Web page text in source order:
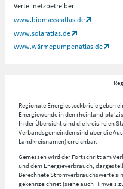
Verteilnetzbetreiber
www.biomasseatlas.de
www.solaratlas.de
www.wärmepumpenatlas.de
Regionale Energiesteckbriefe geben
Energiewende in den rheinland-
In der Übersicht sind die kreisfreien
Verbandsgemeinden sind über die
Landkreisnamen) erreichbar.
Gemessen wird der Fortschritt am
und dem Energieverbrauch,
Berechnete Stromverbrauchswerte
gekennzeichnet (siehe auch Hinweis